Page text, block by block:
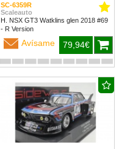
SC-6359R
Scaleauto
H. NSX GT3 Watklins glen 2018 #69
- R Version
Avísame 79,94€